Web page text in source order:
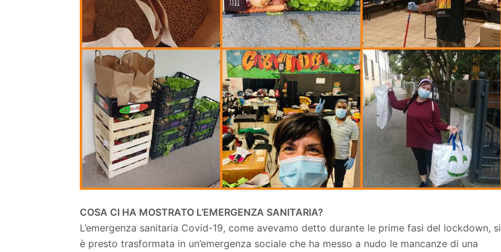
COSA CI HA MOSTRATO L’EMERGENZA SANITARIA?
L’emergenza sanitaria Covid-19, come avevamo detto durante le prime fasi del lockdown, si
è presto trasformata in un’emergenza sociale che ha messo a nudo le mancanze di una